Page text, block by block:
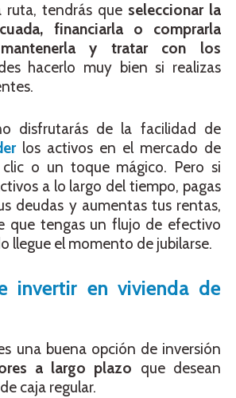
ruta, tendrás que seleccionar la
financiarla o comprarla
mantenerla y tratar con los
hacerlo muy bien si realizas
disfrutarás de la facilidad de
los activos en el mercado de
o un toque mágico. Pero si
a lo largo del tiempo, pagas
deudas y aumentas tus rentas,
que tengas un flujo de efectivo
llegue el momento de jubilarse.
invertir en vivienda de
una buena opción de inversión
a largo plazo que desean
caja regular.